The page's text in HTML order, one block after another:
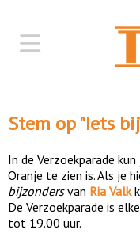
Stem op "Iets
In de Verzoekparade
Oranje te zien is. Als je
bijzondersvan Ria Valk
De Verzoekparade is
tot 19.00 uur.